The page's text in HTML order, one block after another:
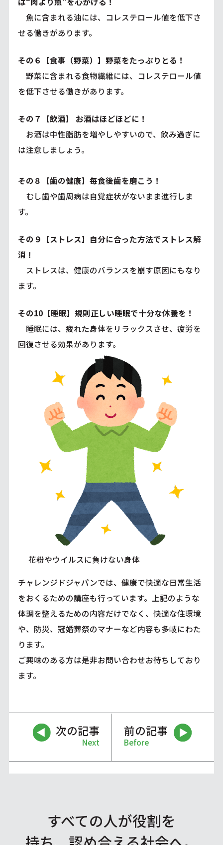
魚に含まれる油には、コレステロール値を低下さ
せる働きがあります。
その６【食事（野菜）】野菜をたっぷりとる！
野菜に含まれる食物繊維には、コレステロール値
を低下させる働きがあります。
その７【飲酒】 お酒はほどほどに！
お酒は中性脂肪を増やしやすいので、飲み過ぎに
は注意しましょう。
その８【歯の健康】毎食後歯を磨こう！
むし歯や歯周病は自覚症状がないまま進行しま
す。
その９【ストレス】自分に合った方法でストレス解
消！
ストレスは、健康のバランスを崩す原因にもなり
ます。
その10【睡眠】規則正しい睡眠で十分な休養を！
睡眠には、疲れた身体をリラックスさせ、疲労を
回復させる効果があります。
花粉やウイルスに負けない身体
チャレンジドジャパンでは、健康で快適な日常生活
をおくるための講座も行っています。上記のような
体調を整えるための内容だけでなく、快適な住環境
や、防災、冠婚葬祭のマナーなど内容も多岐にわた
ります。
ご興味のある方は是非お問い合わせお待ちしており
ます。
次の記事
Next
前の記事
Before
すべての人が役割を